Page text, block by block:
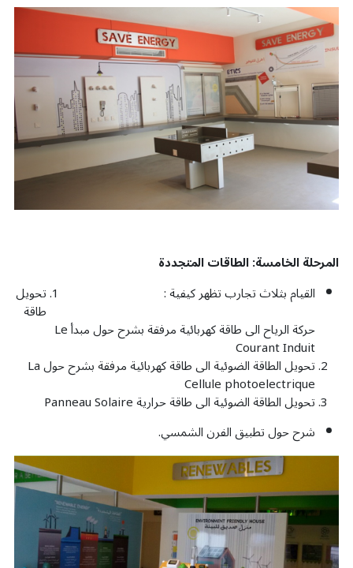
المرحلة الخامسة: الطاقات المتجددة
القيام بثلاث تجارب تظهر كيفية :
تحويل
طاقة
حركة الرياح الى طاقة كهربائية مرفقة بشرح حول مبدأ Le
Courant Induit
تحويل الطاقة الضوئية الى طاقة كهربائية مرفقة بشرح حول La
Cellule photoelectrique
تحويل الطاقة الضوئية الى طاقة حرارية Panneau Solaire
شرح حول تطبيق الفرن الشمسي.